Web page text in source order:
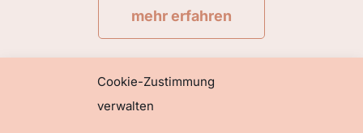
Cookie-Zustimmung
verwalten
mehr erfahren